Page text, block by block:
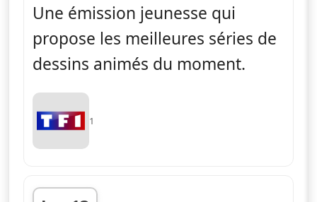
Une émission jeunesse qui
propose les meilleures séries de
dessins animés du moment.
1